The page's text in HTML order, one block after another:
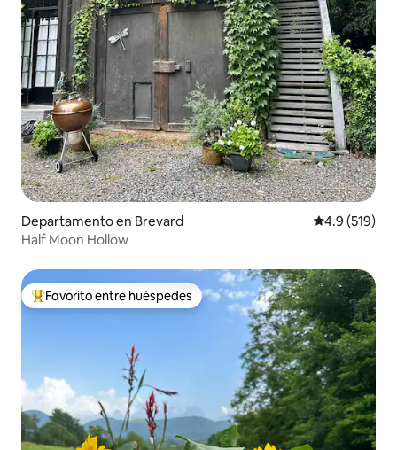
Departamento en Brevard Calificación
4.9 (519)
Half Moon Hollow
De los mejores en Favorito entre huéspedes
Favorito entre huéspedes